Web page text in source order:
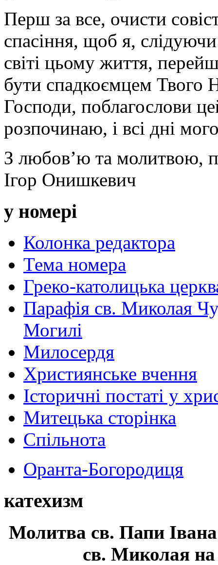
Перш за все, очисти
спасіння, щоб я,
світі цьому життя,
бути спадкоємцем Твого
Господи, поблагослови
розпочинаю, і всі дні
З любов’ю та молитвою,
Ігор Онишкевич
у номері
Колонка редактора
Тема номера
Греко-католицька
Парафія св. Миколая
Могилі
Милосердя
Християнське вчення
Історичні постаті у
Митецька сторінка
Спільнота
Оранта-Богородиця
катехизм
Молитва св. Папи
св. Миколая на